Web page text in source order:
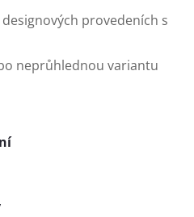
provedeních s
neprůhlednou variantu